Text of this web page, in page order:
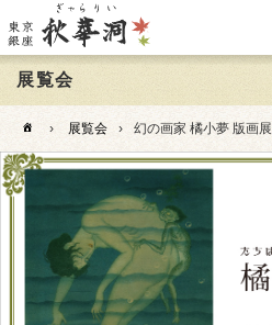
展覧会
› 展覧会 › 幻の画家 橘小夢 版画展